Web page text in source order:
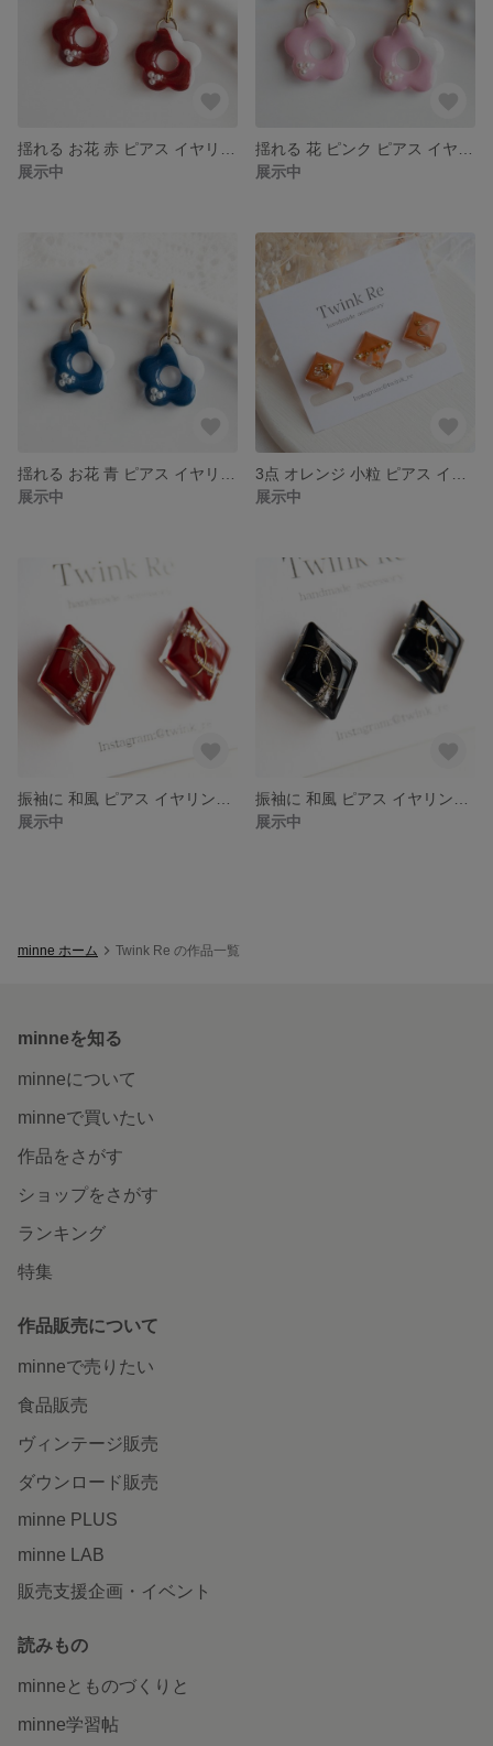
展示中
展示中
展示中
展示中
展示中
展示中
minne ホーム Twink Re の作品一覧
minneを知る
minneについて
minneで買いたい
作品をさがす
ショップをさがす
ランキング
特集
作品販売について
minneで売りたい
食品販売
ヴィンテージ販売
ダウンロード販売
minne PLUS
minne LAB
販売支援企画・イベント
読みもの
minneとものづくりと
minne学習帖